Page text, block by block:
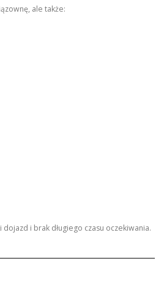
ale także:
i brak długiego czasu oczekiwania.